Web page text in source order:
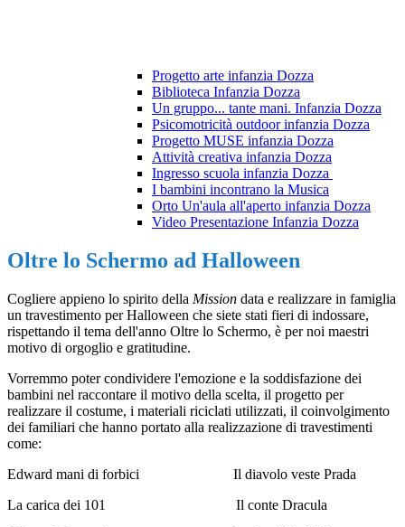
Progetto arte infanzia Dozza
Biblioteca Infanzia Dozza
Un gruppo... tante mani. Infanzia Dozza
Psicomotricità outdoor infanzia Dozza
Progetto MUSE infanzia Dozza
Attività creativa infanzia Dozza
Ingresso scuola infanzia Dozza
I bambini incontrano la Musica
Orto Un'aula all'aperto infanzia Dozza
Video Presentazione Infanzia Dozza
Oltre lo Schermo ad Halloween
Cogliere appieno lo spirito della Mission data e realizzare in famiglia
un travestimento per Halloween che siete stati fieri di indossare,
rispettando il tema dell'anno Oltre lo Schermo, è per noi maestri
motivo di orgoglio e gratitudine.
Vorremmo poter condividere l'emozione e la soddisfazione dei
bambini nel raccontare il motivo della scelta, il progetto per
realizzare il costume, i materiali riciclati utilizzati, il coinvolgimento
dei familiari che hanno portato alla realizzazione di travestimenti
come:
Edward mani di forbici Il diavolo veste Prada
La carica dei 101 Il conte Dracula